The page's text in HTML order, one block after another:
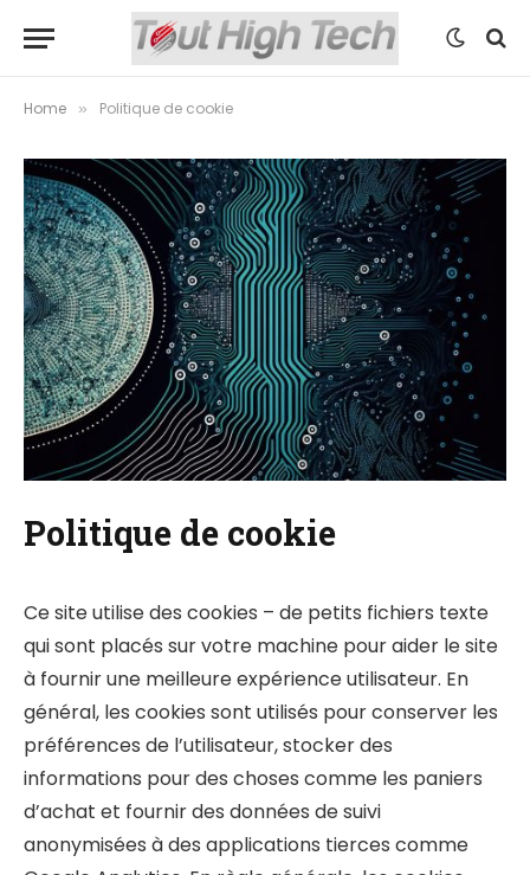
Home » Politique de cookie
Politique de cookie
Ce site utilise des cookies – de petits fichiers texte
qui sont placés sur votre machine pour aider le site
à fournir une meilleure expérience utilisateur. En
général, les cookies sont utilisés pour conserver les
préférences de l’utilisateur, stocker des
informations pour des choses comme les paniers
d’achat et fournir des données de suivi
anonymisées à des applications tierces comme